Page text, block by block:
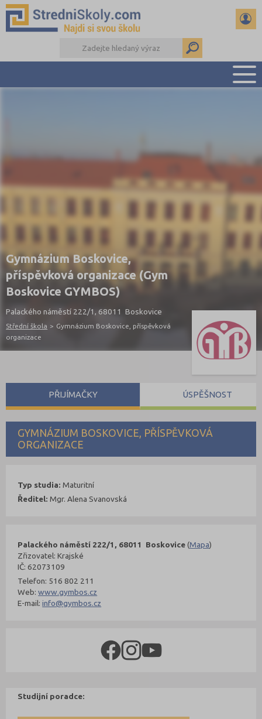
REFERÁTY A SEMINÁRKY
DALŠÍ DRUHY ŠKOL
Gymnázium Boskovice,
příspěvková organizace (Gym
Boskovice GYMBOS)
Palackého náměstí 222/1, 68011 Boskovice
Střední škola > Gymnázium Boskovice, příspěvková
organizace
GYMNÁZIUM BOSKOVICE, PŘÍSPĚVKOVÁ
ORGANIZACE
Palackého náměstí 222/1, 68011 Boskovice(Mapa)
Zřizovatel: Krajské
IČ: 62073109
Telefon: 516 802 211
Web:www.gymbos.cz
E-mail:info@gymbos.cz
Typ studia: Maturitní
Ředitel: Mgr. Alena Svanovská
Studijní poradce:
PŘIJÍMAČKY ÚSPĚŠNOST